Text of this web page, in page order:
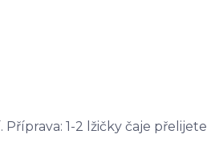
1-2 lžičky čaje přelijete